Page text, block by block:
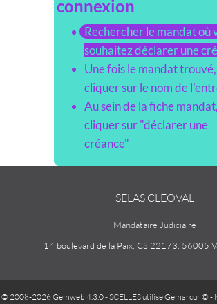
connexion
Rechercher le mandat où
souhaitez déclarer une
Une fois le mandat trouvé,
cliquer sur le nom de
Au sein de la fiche mandat,
cliquer sur "déclarer une
créance"
SELAS CLEOVAL
Mandataire Judiciaire
14 boulevard de la Paix, CS 22173, 56005
© 2008-2026 Gemweb 4.3.0- SCELLES utiliseGemarcur © -